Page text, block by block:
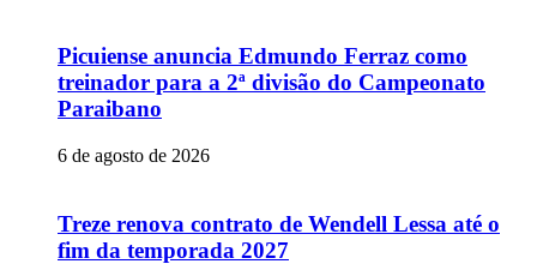
Picuiense anuncia Edmundo Ferraz como
treinador para a 2ª divisão do Campeonato
Paraibano
6 de agosto de 2026
Treze renova contrato de Wendell Lessa até o
fim da temporada 2027